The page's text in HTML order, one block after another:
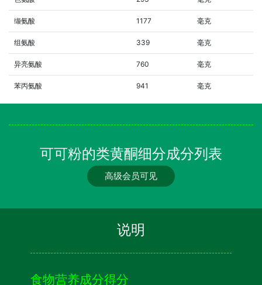
缬氨酸 1177 毫克
组氨酸 339 毫克
异亮氨酸 760 毫克
苯丙氨酸 941 毫克
可可粉的类黄酮细分成分列表
高级会员可见
说明
食物营养成分得分